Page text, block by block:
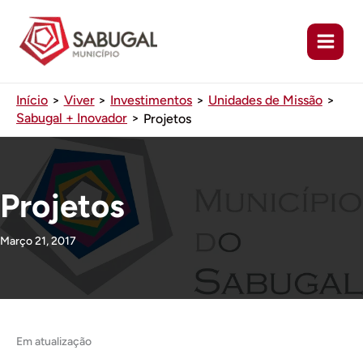
conteúdo
Início Viver Investimentos
Unidades de Missão
Sabugal + Inovador
Projetos
Projetos
Março 21, 2017
Em atualização